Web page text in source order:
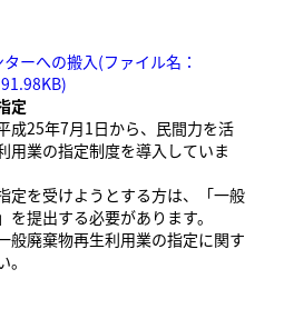
ーへの搬入(ファイル名：
定
成25年7月1日から、民間力を活
用業の指定制度を導入していま
定を受けようとする方は、「一般
提出する必要があります。
般廃棄物再生利用業の指定に関す